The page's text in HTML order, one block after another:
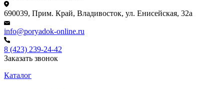
690039, Прим. Край, Владивосток, ул. Енисейская, 32а
info@poryadok-online.ru
8 (423) 239-24-42
Заказать звонок
Каталог